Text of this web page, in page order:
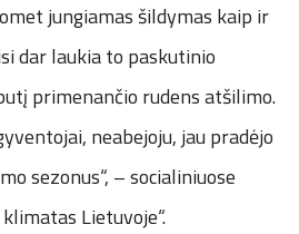
jungiamas šildymas kaip ir
dar laukia to paskutinio
primenančio rudens atšilimo.
neabejoju, jau pradėjo
sezonus“, – socialiniuose
Lietuvoje“.